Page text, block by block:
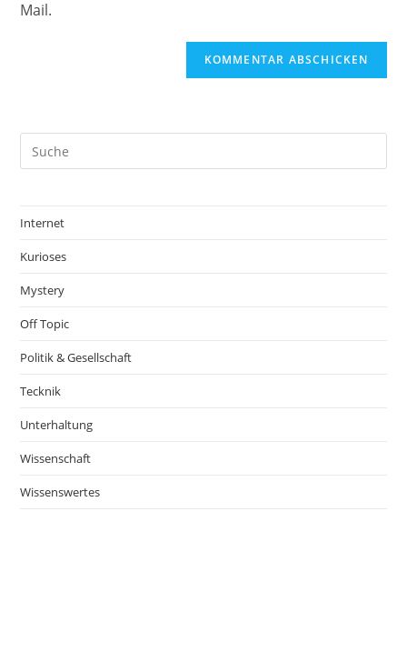
Mail.
Internet
Kurioses
Mystery
Off Topic
Politik & Gesellschaft
Tecknik
Unterhaltung
Wissenschaft
Wissenswertes